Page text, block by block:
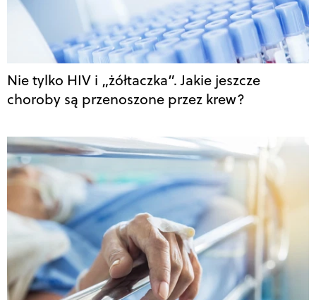
Nie tylko HIV i „żółtaczka”. Jakie jeszcze
choroby są przenoszone przez krew?